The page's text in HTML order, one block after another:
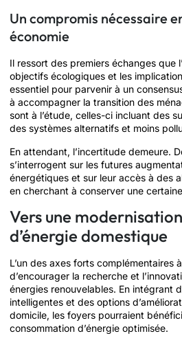
Un compromis nécessaire
économie
Il ressort des premiers échanges que
objectifs écologiques et les
essentiel pour parvenir à un
à accompagner la transition des
sont à l’étude, celles-ci incluant des
des systèmes alternatifs et moins
En attendant, l’incertitude demeure.
s’interrogent sur les futures
énergétiques et sur leur accès à des
en cherchant à conserver une
Vers une
d’énergie domestique
L’un des axes forts complémentaires
d’encourager la recherche et
énergies renouvelables. En intégrant
intelligentes et des options
domicile, les foyers pourraient
consommation d’énergie optimisée.